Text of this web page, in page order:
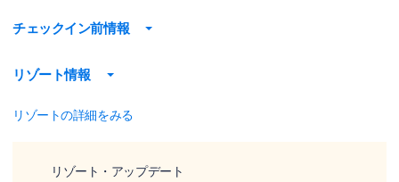
チェックイン前情報
リゾート情報
リゾートの詳細をみる
リゾート・アップデート